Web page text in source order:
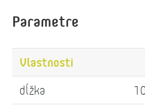
Parametre
Vlastnosti
dĺžka